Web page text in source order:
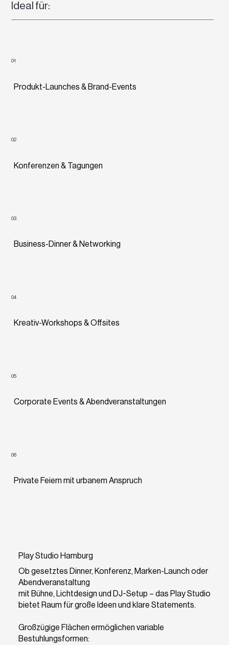
Ideal für:
Produkt-Launches & Brand-Events
01
Konferenzen & Tagungen
02
Business-Dinner & Networking
03
Kreativ-Workshops & Offsites
04
Corporate Events & Abendveranstaltungen
05
Private Feiern mit urbanem Anspruch
06
Ob gesetztes Dinner, Konferenz, Marken-Launch oder
Abendveranstaltung
mit Bühne, Lichtdesign und DJ-Setup – das Play Studio
bietet Raum für große Ideen und klare Statements.
Großzügige Flächen ermöglichen variable
Bestuhlungsformen:
Play Studio Hamburg